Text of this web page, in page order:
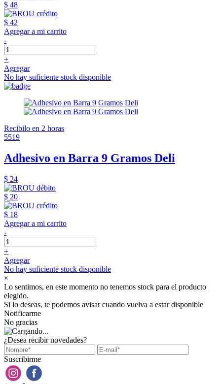
$ 48
$ 42
Agregar a mi carrito
-
+
Agregar
No hay suficiente stock disponible
Recibilo en 2 horas
5519
Adhesivo en Barra 9 Gramos Deli
$ 24
$ 20
$ 18
Agregar a mi carrito
-
+
Agregar
No hay suficiente stock disponible
×
Lo sentimos, en este momento no tenemos stock para el producto
elegido.
Si lo deseas, te podemos avisar cuando vuelva a estar disponible
Notificarme
No gracias
¿Desea recibir novedades?
Suscribirme